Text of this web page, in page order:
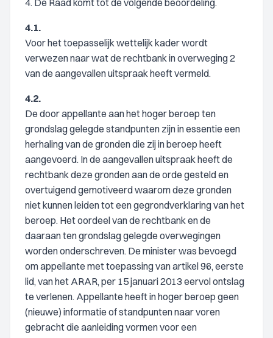
4. De Raad komt tot de volgende beoordeling.
4.1.
Voor het toepasselijk wettelijk kader wordt
verwezen naar wat de rechtbank in overweging 2
van de aangevallen uitspraak heeft vermeld.
4.2.
De door appellante aan het hoger beroep ten
grondslag gelegde standpunten zijn in essentie een
herhaling van de gronden die zij in beroep heeft
aangevoerd. In de aangevallen uitspraak heeft de
rechtbank deze gronden aan de orde gesteld en
overtuigend gemotiveerd waarom deze gronden
niet kunnen leiden tot een gegrondverklaring van het
beroep. Het oordeel van de rechtbank en de
daaraan ten grondslag gelegde overwegingen
worden onderschreven. De minister was bevoegd
om appellante met toepassing van artikel 96, eerste
lid, van het ARAR, per 15 januari 2013 eervol ontslag
te verlenen. Appellante heeft in hoger beroep geen
(nieuwe) informatie of standpunten naar voren
gebracht die aanleiding vormen voor een